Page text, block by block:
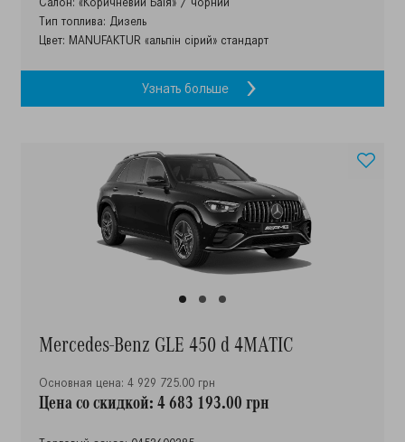
Тип топлива: Дизель
Цвет: MANUFAKTUR «альпін сірий» стандарт
Узнать больше
Mercedes-Benz GLE 450 d 4MATIC
Основная цена: 4 929 725.00 грн
Цена со скидкой: 4 683 193.00 грн